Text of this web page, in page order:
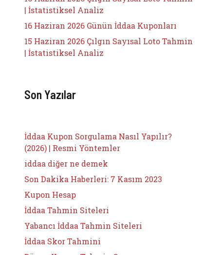
| İstatistiksel Analiz
16 Haziran 2026 Günün İddaa Kuponları
15 Haziran 2026 Çılgın Sayısal Loto Tahmin
| İstatistiksel Analiz
Son Yazılar
İddaa Kupon Sorgulama Nasıl Yapılır?
(2026) | Resmi Yöntemler
iddaa diğer ne demek
Son Dakika Haberleri: 7 Kasım 2023
Kupon Hesap
İddaa Tahmin Siteleri
Yabancı İddaa Tahmin Siteleri
İddaa Skor Tahmini